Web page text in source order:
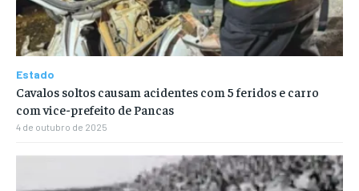
Estado
Cavalos soltos causam acidentes com 5 feridos e carro
com vice-prefeito de Pancas
4 de outubro de 2025